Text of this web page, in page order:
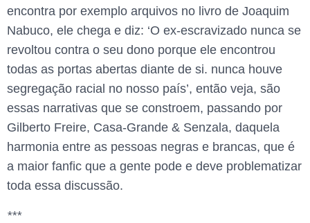
encontra por exemplo arquivos no livro de Joaquim
Nabuco, ele chega e diz: ‘O ex-escravizado nunca se
revoltou contra o seu dono porque ele encontrou
todas as portas abertas diante de si. nunca houve
segregação racial no nosso país’, então veja, são
essas narrativas que se constroem, passando por
Gilberto Freire, Casa-Grande & Senzala, daquela
harmonia entre as pessoas negras e brancas, que é
a maior fanfic que a gente pode e deve problematizar
toda essa discussão.
***